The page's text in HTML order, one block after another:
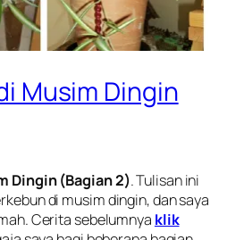
Musim Dingin
Dingin (Bagian 2). Tulisan ini
di musim dingin, dan saya
Cerita sebelumnya klik